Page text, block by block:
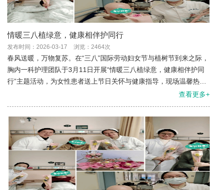
情暖三八植绿意，健康相伴护同行
发布时间：2026-03-17 浏览：2464次
春风送暖，万物复苏。在“三八”国际劳动妇女节与植树节到来之际，
胸内一科护理团队于3月11日开展“情暖三八植绿意，健康相伴护同
行”主题活动，为女性患者送上节日关怀与健康指导，现场温馨热
查看更多+